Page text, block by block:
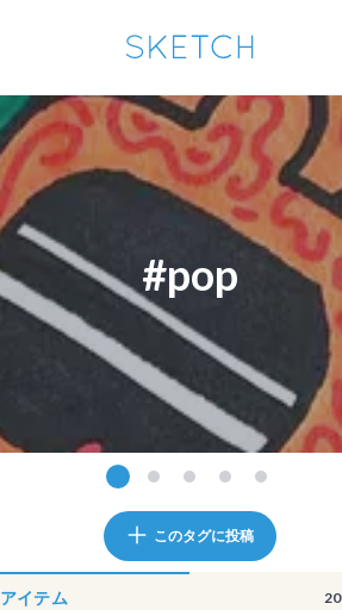
プライパシーポリシー を改定しました。
pixiv Sketchアプリでさらに快適に！
アプリで開く アプリをインストール
#pop
このタグに投稿
アイテム 20